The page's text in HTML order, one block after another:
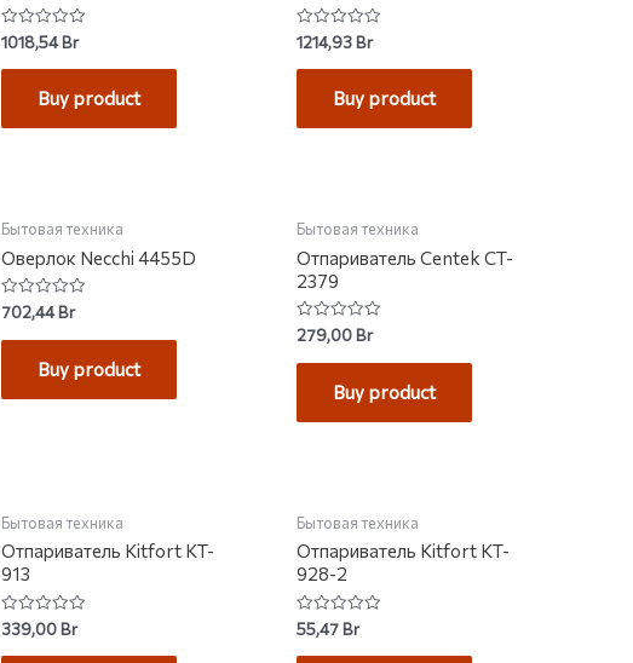
Rated
0
out
1018,54Br
Buy product
Rated
0
out
1214,93Br
Buy product
Бытовая техника
Оверлок Necchi 4455D
Rated
0
out
702,44Br
Buy product
Бытовая техника
Отпариватель Centek CT-
2379
Rated
0
out
279,00Br
Buy product
Бытовая техника
Отпариватель Kitfort KT-
913
Rated
0
out
339,00Br
Бытовая техника
Отпариватель Kitfort KT-
928-2
Rated
0
out
55,47Br